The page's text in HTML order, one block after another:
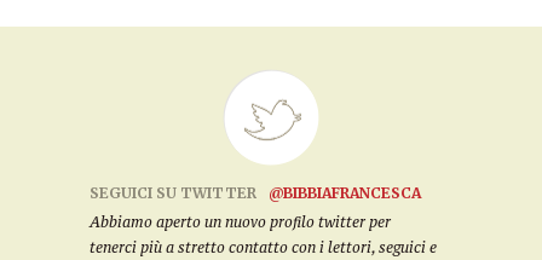
SEGUICI SU TWITTER
@BIBBIAFRANCESCA
Abbiamo aperto un nuovo profilo twitter per
tenerci più a stretto contatto con i lettori, seguici e